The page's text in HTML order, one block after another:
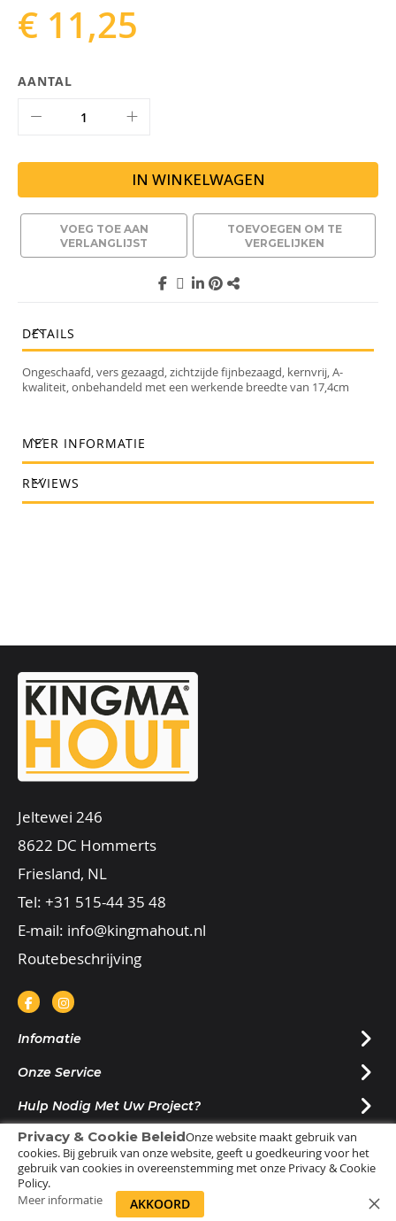
Privacy & Cookie BeleidOnze website maakt gebruik van
cookies. Bij gebruik van onze website, geeft u goedkeuring voor het
gebruik van cookies in overeenstemming met onze Privacy & Cookie
Policy.
Meer informatie
AKKOORD
€ 11,25
AANTAL
IN WINKELWAGEN
VOEG TOE AAN
VERLANGLIJST
TOEVOEGEN OM TE
VERGELIJKEN
DETAILS
Ongeschaafd, vers gezaagd, zichtzijde fijnbezaagd, kernvrij, A-
kwaliteit, onbehandeld met een werkende breedte van 17,4cm
MEER INFORMATIE
REVIEWS
Jeltewei 246
8622 DC Hommerts
Friesland, NL
Tel: +31 515-44 35 48
E-mail: info@kingmahout.nl
Routebeschrijving
Infomatie
Onze Service
Hulp Nodig Met Uw Project?
Nieuwsbrief Ontvangen?